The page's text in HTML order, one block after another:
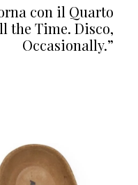
con il Quarto
the Time. Disco,
Occasionally.”